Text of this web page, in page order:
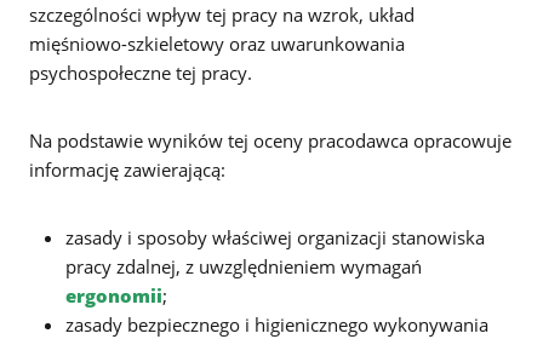
szczególności wpływ tej pracy na wzrok, układ
mięśniowo-szkieletowy oraz uwarunkowania
psychospołeczne tej pracy.
Na podstawie wyników tej oceny pracodawca opracowuje
informację zawierającą:
zasady i sposoby właściwej organizacji stanowiska
pracy zdalnej, z uwzględnieniem wymagań
ergonomii;
zasady bezpiecznego i higienicznego wykonywania